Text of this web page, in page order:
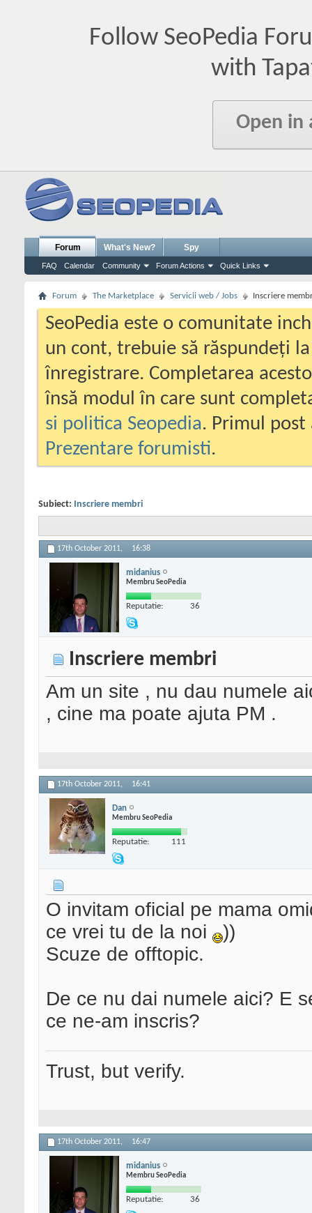
Follow SeoPedia
with
Open in
Forum
FAQ Calendar Community Forum Actions Quick Links
What's New? Spy
Forum The Marketplace Servicii web / Jobs Inscriere
SeoPedia este o comunitate
un cont, trebuie să răspundeți
înregistrare. Completarea
însă modul în care sunt
si politica Seopedia. Primul
Prezentare forumisti.
Subiect: Inscriere membri
17th October 2011, 16:38
midanius
Membru SeoPedia
Reputatie: 36
Inscriere membri
Am un site , nu dau numele
, cine ma poate ajuta PM .
17th October 2011, 16:41
Dan
Membru SeoPedia
Reputatie: 111
O invitam oficial pe mama
ce vrei tu de la noi
))
Scuze de offtopic.
De ce nu dai numele aici? E
ce ne-am inscris?
Trust, but verify.
17th October 2011, 16:47
midanius
Membru SeoPedia
Reputatie: 36